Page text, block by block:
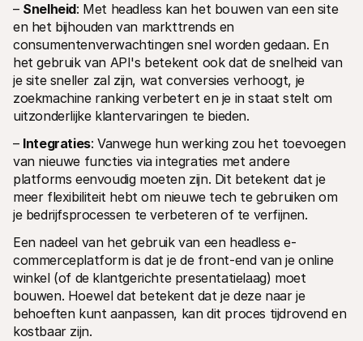
– Snelheid: Met headless kan het bouwen van een site
en het bijhouden van markttrends en
consumentenverwachtingen snel worden gedaan. En
het gebruik van API's betekent ook dat de snelheid van
je site sneller zal zijn, wat conversies verhoogt, je
zoekmachine ranking verbetert en je in staat stelt om
uitzonderlijke klantervaringen te bieden.
– Integraties: Vanwege hun werking zou het toevoegen
van nieuwe functies via integraties met andere
platforms eenvoudig moeten zijn. Dit betekent dat je
meer flexibiliteit hebt om nieuwe tech te gebruiken om
je bedrijfsprocessen te verbeteren of te verfijnen.
Een nadeel van het gebruik van een headless e-
commerceplatform is dat je de front-end van je online
winkel (of de klantgerichte presentatielaag) moet
bouwen. Hoewel dat betekent dat je deze naar je
behoeften kunt aanpassen, kan dit proces tijdrovend en
kostbaar zijn.